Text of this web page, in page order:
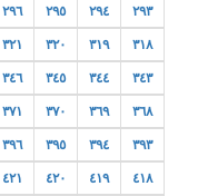
٢٩٣ ٢٩٤ ٢٩٥ ٢٩٦
٣١٨ ٣١٩ ٣٢٠ ٣٢١
٣٤٣ ٣٤٤ ٣٤٥ ٣٤٦
٣٦٨ ٣٦٩ ٣٧٠ ٣٧١
٣٩٣ ٣٩٤ ٣٩٥ ٣٩٦
٤١٨ ٤١٩ ٤٢٠ ٤٢١